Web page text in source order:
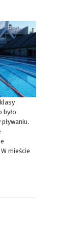
było
mieście